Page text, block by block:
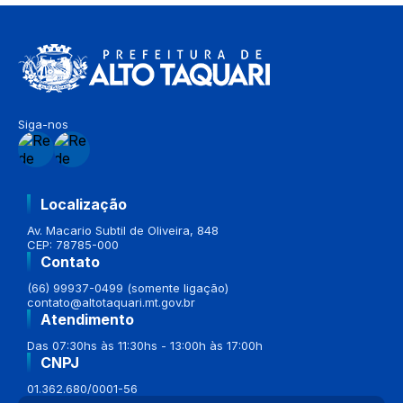
Siga-nos
Localização
Av. Macario Subtil de Oliveira, 848
CEP: 78785-000
Contato
(66) 99937-0499 (somente ligação)
contato@altotaquari.mt.gov.br
Atendimento
Das 07:30hs às 11:30hs - 13:00h às 17:00h
CNPJ
01.362.680/0001-56